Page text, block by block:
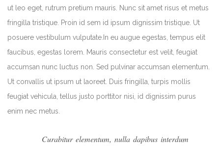
ut leo eget, rutrum pretium mauris. Nunc sit amet risus et metus
fringilla tristique. Proin id sem id ipsum dignissim tristique. Ut
posuere vestibulum vulputate.In eu augue egestas, tempus elit
faucibus, egestas lorem. Mauris consectetur est velit, feugiat
accumsan nunc luctus non. Sed pulvinar accumsan elementum.
Ut convallis ut ipsum ut laoreet. Duis fringilla, turpis mollis
feugiat vehicula, tellus justo porttitor nisi, id dignissim purus
enim nec metus.
Curabitur elementum, nulla dapibus interdum